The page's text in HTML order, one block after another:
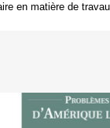
en matière de